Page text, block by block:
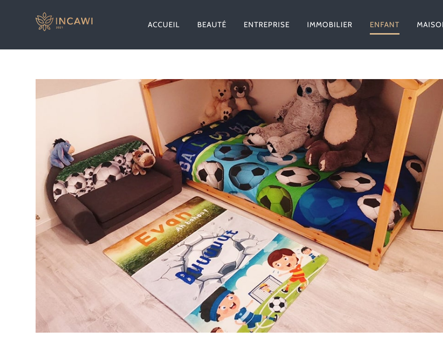
ACCUEIL BEAUTÉ ENTREPRISE IMMOBILIER ENFANT